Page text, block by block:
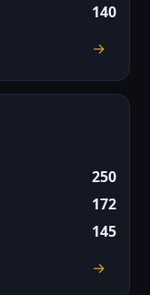
140
→
250
172
145
→